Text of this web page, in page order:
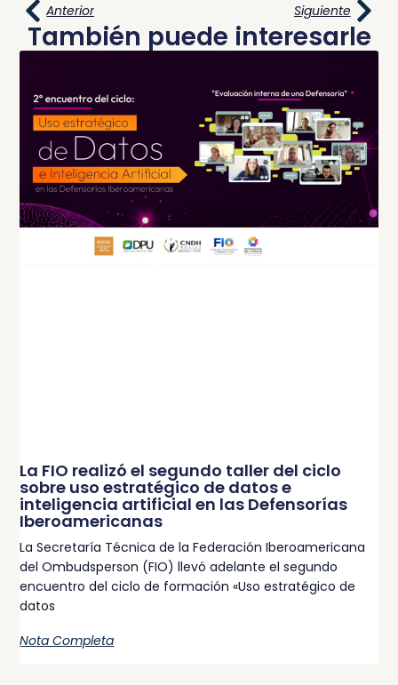
Anterior
Siguiente
También puede interesarle
La FIO realizó el segundo taller del ciclo
sobre uso estratégico de datos e
inteligencia artificial en las Defensorías
Iberoamericanas
La Secretaría Técnica de la Federación Iberoamericana
del Ombudsperson (FIO) llevó adelante el segundo
encuentro del ciclo de formación «Uso estratégico de
datos
Nota Completa